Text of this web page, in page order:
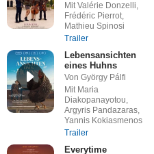
Mit Valérie Donzelli,
Frédéric Pierrot,
Mathieu Spinosi
Trailer
Lebensansichten
eines Huhns
Von György Pálfi
Mit Maria
Diakopanayotou,
Argyris Pandazaras,
Yannis Kokiasmenos
Trailer
Everytime